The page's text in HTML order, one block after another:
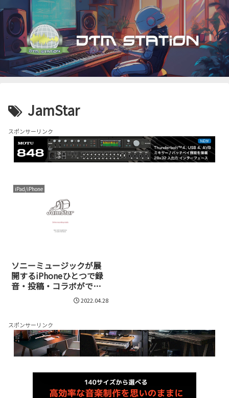
JamStar
スポンサーリンク
iPad/iPhone
ソニーミュージックが展
開するiPhoneひとつで録
音・投稿・コラボができ
るアプリ、JamStarが面白
2022.04.28
スポンサーリンク